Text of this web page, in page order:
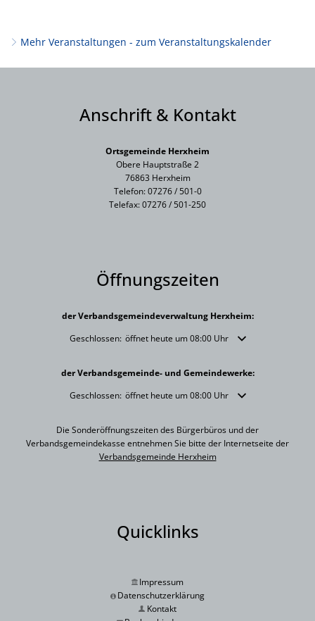
Mehr Veranstaltungen - zum Veranstaltungskalender
Anschrift & Kontakt
Ortsgemeinde Herxheim
Obere Hauptstraße 2
76863 Herxheim
Telefon: 07276 / 501-0
Telefax: 07276 / 501-250
Öffnungszeiten
der Verbandsgemeindeverwaltung Herxheim:
Klicken, um weitere Öffnungs- oder Schließzeiten
Geschlossen: öffnet heute um 08:00 Uhr
der Verbandsgemeinde- und Gemeindewerke:
Klicken, um weitere Öffnungs- oder Schließzeiten
Geschlossen: öffnet heute um 08:00 Uhr
Die Sonderöffnungszeiten des Bürgerbüros und der
Verbandsgemeindekasse entnehmen Sie bitte der Internetseite der
Verbandsgemeinde Herxheim
Quicklinks
Impressum
Datenschutzerklärung
Kontakt